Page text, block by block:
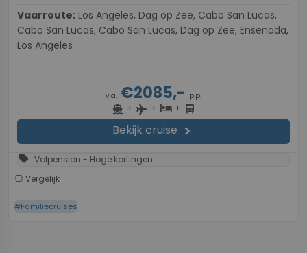
Vaarroute:
Cabo San Lucas, Cabo San Lucas, Dag op Zee, Ensenada,
Los Angeles
v.a. €2085,- p.p.
directions_boat + flight + hotel+ directions_bus
Bekijk cruise chevron_right
sell Volpension - Hoge kortingen
Vergelijk
#Familiecruises